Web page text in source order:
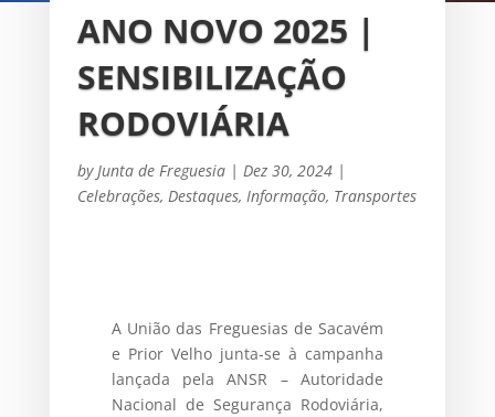
ANO NOVO 2025 |
SENSIBILIZAÇÃO
RODOVIÁRIA
by Junta de Freguesia| Dez 30, 2024|
Celebrações, Destaques, Informação, Transportes
A União das Freguesias de Sacavém
e Prior Velho junta-se à campanha
lançada pela ANSR – Autoridade
Nacional de Segurança Rodoviária,